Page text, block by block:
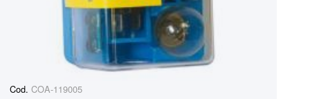
Cod. COA-119005